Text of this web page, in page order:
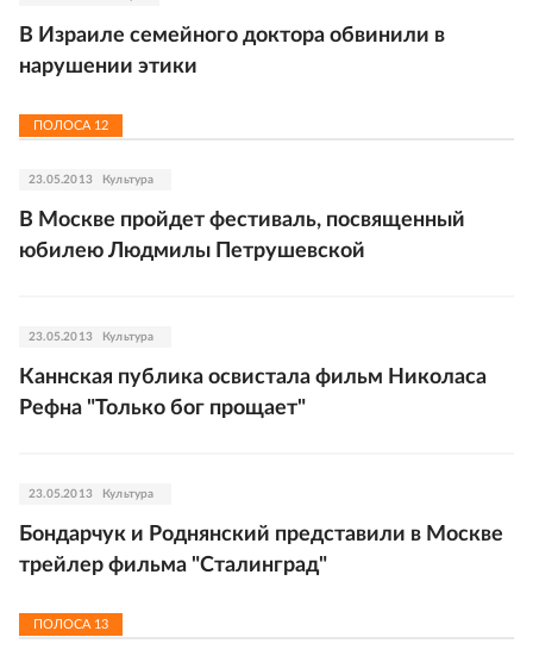
В Израиле семейного доктора обвинили в
нарушении этики
ПОЛОСА 12
23.05.2013 Культура
В Москве пройдет фестиваль, посвященный
юбилею Людмилы Петрушевской
23.05.2013 Культура
Каннская публика освистала фильм Николаса
Рефна "Только бог прощает"
23.05.2013 Культура
Бондарчук и Роднянский представили в Москве
трейлер фильма "Сталинград"
ПОЛОСА 13